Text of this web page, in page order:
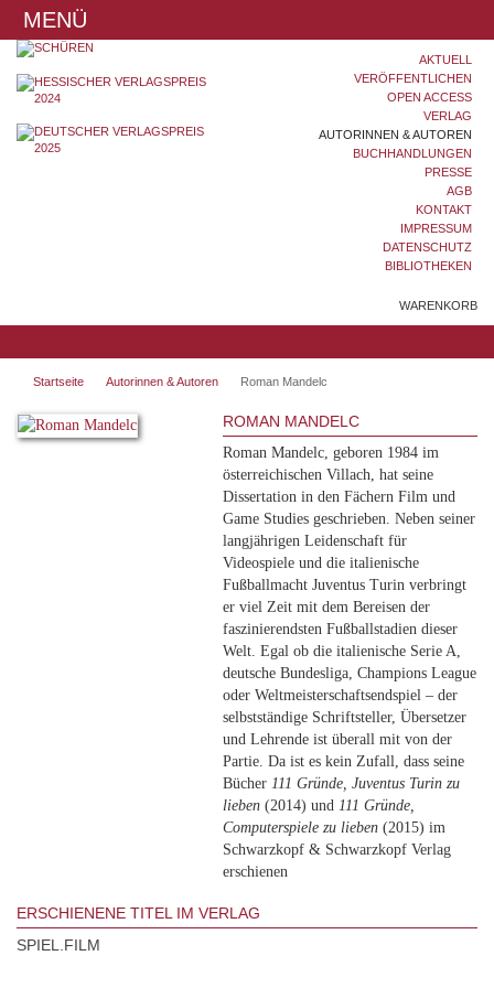
MENÜ
AKTUELL
VERÖFFENTLICHEN
OPEN ACCESS
VERLAG
AUTORINNEN & AUTOREN
BUCHHANDLUNGEN
PRESSE
AGB
KONTAKT
IMPRESSUM
DATENSCHUTZ
BIBLIOTHEKEN
WARENKORB
Startseite Autorinnen & Autoren Roman Mandelc
ROMAN MANDELC
Roman Mandelc, geboren 1984 im
österreichischen Villach, hat seine
Dissertation in den Fächern Film und
Game Studies geschrieben. Neben seiner
langjährigen Leidenschaft für
Videospiele und die italienische
Fußballmacht Juventus Turin verbringt
er viel Zeit mit dem Bereisen der
faszinierendsten Fußballstadien dieser
Welt. Egal ob die italienische Serie A,
deutsche Bundesliga, Champions League
oder Weltmeisterschaftsendspiel – der
selbstständige Schriftsteller, Übersetzer
und Lehrende ist überall mit von der
Partie. Da ist es kein Zufall, dass seine
Bücher111 Gründe, Juventus Turin zu
lieben(2014) und 111 Gründe,
Computerspiele zu lieben(2015) im
Schwarzkopf & Schwarzkopf Verlag
erschienen
ERSCHIENENE TITEL IM VERLAG
SPIEL.FILM